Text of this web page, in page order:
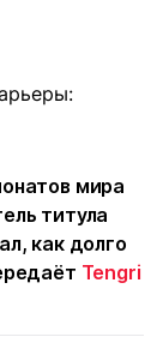
мира
титула
как долго
Tengri